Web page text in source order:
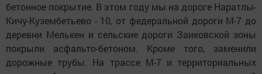
бетонное покрытие. В этом году мы на дороге Наратлы-
Кичу-Кузембетьево - 10, от федеральной дороги М-7 до
деревни Мелькен и сельские дороги Заиковской зоны
покрыли асфальто-бетоном. Кроме того, заменили
дорожные трубы. На трассе М-7 и территориальных